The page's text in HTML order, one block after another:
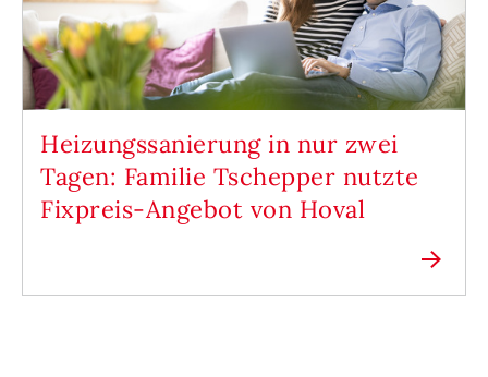
Heizungssanierung in nur zwei
Tagen: Familie Tschepper nutzte
Fixpreis-Angebot von Hoval